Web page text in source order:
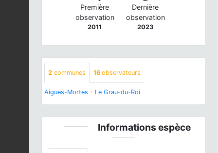
Première
observation
2011
Dernière
observation
2023
2 communes 16 observateurs
Aigues-Mortes - Le Grau-du-Roi
Informations espèce